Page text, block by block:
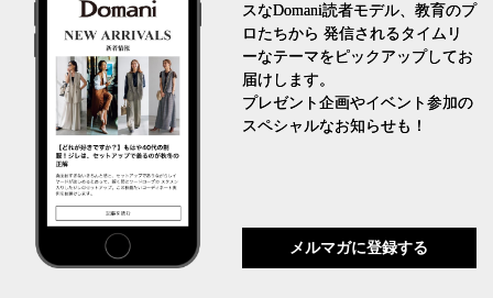
スなDomani読者モデル、教育のプ
ロたちから 発信されるタイムリ
ーなテーマをピックアップしてお
届けします。
プレゼント企画やイベント参加の
スペシャルなお知らせも！
メルマガに登録する